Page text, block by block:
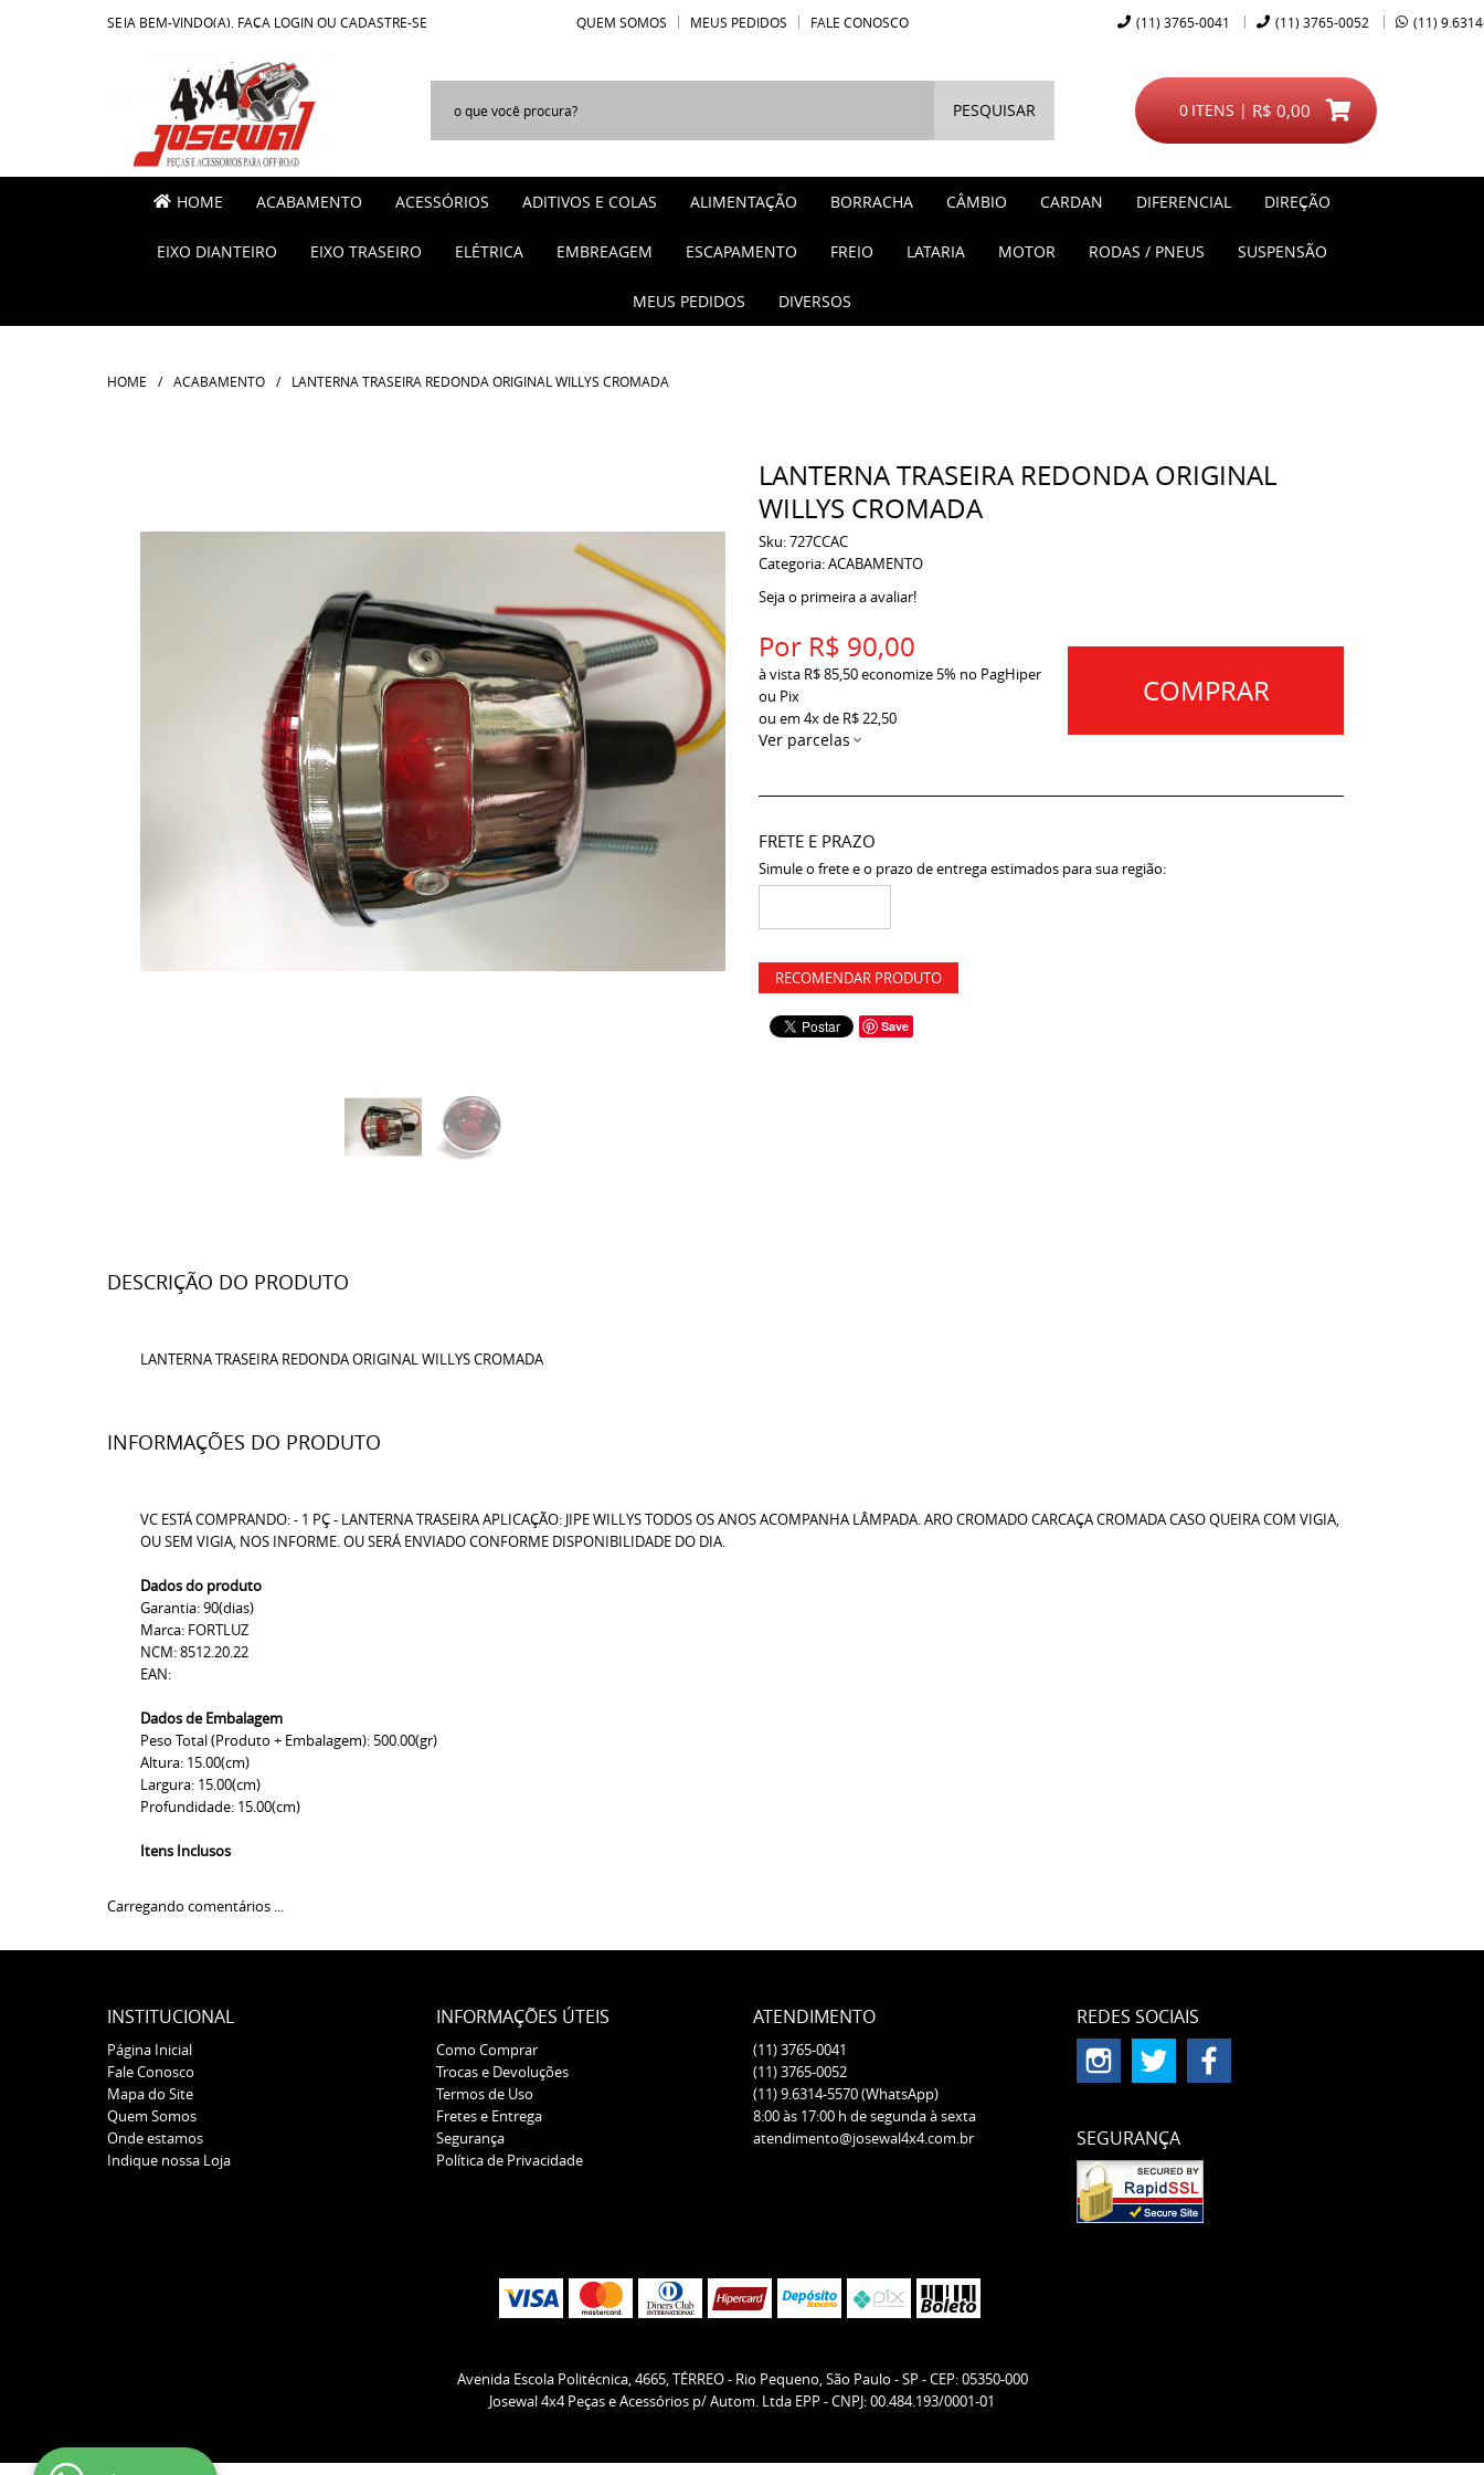
SEJA BEM-VINDO(A), FAÇA LOGIN OU CADASTRE-SE QUEM SOMOS MEUS PEDIDOS FALE CONOSCO (11) 3765-0041 (11) 3765-0052 (11)
PESQUISAR ITENS
0 R$ 0,00
HOME ACABAMENTO ACESSÓRIOS ADITIVOS E COLAS ALIMENTAÇÃO BORRACHA CÂMBIO CARDAN DIFERENCIAL DIREÇÃO
EIXO DIANTEIRO EIXO TRASEIRO ELÉTRICA EMBREAGEM ESCAPAMENTO FREIO LATARIA MOTOR RODAS / PNEUS SUSPENSÃO
MEUS PEDIDOS DIVERSOS
HOME ACABAMENTO LANTERNA TRASEIRA REDONDA ORIGINAL WILLYS CROMADA
LANTERNA TRASEIRA REDONDA ORIGINAL
WILLYS CROMADA
Sku:727CCAC
Categoria:ACABAMENTO
Seja o primeira a avaliar!
Por R$ 90,00
à vista R$ 85,50economize 5% no PagHiper
ou Pix
ou em 4xde R$ 22,50
Ver parcelas
COMPRAR
FRETE E PRAZO
Simule o frete e o prazo de entrega estimados para sua região:
RECOMENDAR PRODUTO
Save
DESCRIÇÃO DO PRODUTO
LANTERNA TRASEIRA REDONDA ORIGINAL WILLYS CROMADA
INFORMAÇÕES DO PRODUTO
VC ESTÁ COMPRANDO: - 1 PÇ - LANTERNA TRASEIRA APLICAÇÃO: JIPE WILLYS TODOS OS ANOS ACOMPANHA LÂMPADA. ARO CROMADO CARCAÇA CROMADA CASO QUEIRA COM VIGIA,
OU SEM VIGIA, NOS INFORME. OU SERÁ ENVIADO CONFORME DISPONIBILIDADE DO DIA.
Dados do produto
Garantia: 90(dias)
Marca: FORTLUZ
NCM: 8512.20.22
EAN:
Dados de Embalagem
Peso Total (Produto + Embalagem): 500.00(gr)
Altura: 15.00(cm)
Largura: 15.00(cm)
Profundidade: 15.00(cm)
Itens Inclusos
Carregando comentários ...
INSTITUCIONAL
Página Inicial
Fale Conosco
Mapa do Site
Quem Somos
Onde estamos
Indique nossa Loja
INFORMAÇÕES ÚTEIS
Como Comprar
Trocas e Devoluções
Termos de Uso
Fretes e Entrega
Segurança
Política de Privacidade
ATENDIMENTO
(11)3765-0041
(11)3765-0052
(11)9.6314-5570(WhatsApp)
8:00 às 17:00 h de segunda à sexta
atendimento@josewal4x4.com.br
REDES SOCIAIS
SEGURANÇA
Avenida Escola Politécnica, 4665, TÉRREO- Rio Pequeno, São Paulo -SP -CEP: 05350-000
Josewal 4x4 Peças e Acessórios p/ Autom. Ltda EPP - CNPJ: 00.484.193/0001-01